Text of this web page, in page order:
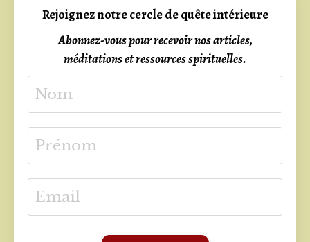
Rejoignez notre cercle de quête intérieure
Abonnez-vous pour recevoir nos articles,
méditations et ressources spirituelles.